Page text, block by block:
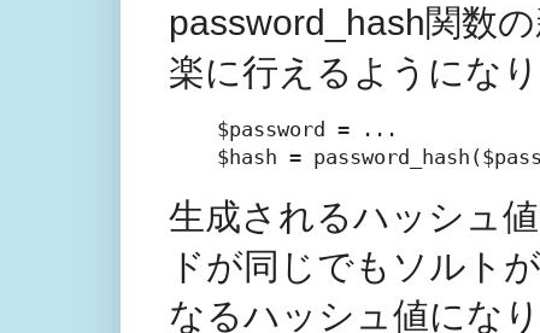
password_hash関数
楽に行えるようにな
$password = ...
$hash =
生成されるハッシュ
ドが同じでもソルト
なるハッシュ値にな